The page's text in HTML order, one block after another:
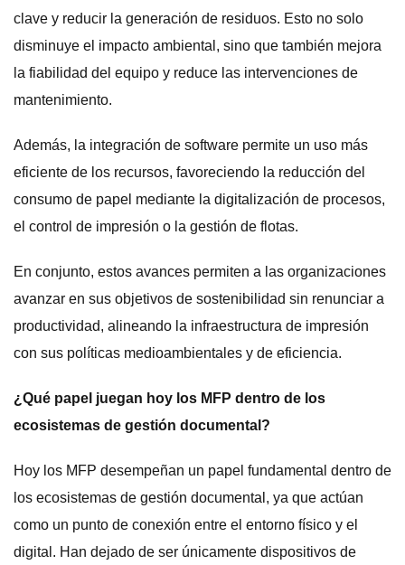
clave y reducir la generación de residuos. Esto no solo
disminuye el impacto ambiental, sino que también mejora
la fiabilidad del equipo y reduce las intervenciones de
mantenimiento.
Además, la integración de software permite un uso más
eficiente de los recursos, favoreciendo la reducción del
consumo de papel mediante la digitalización de procesos,
el control de impresión o la gestión de flotas.
En conjunto, estos avances permiten a las organizaciones
avanzar en sus objetivos de sostenibilidad sin renunciar a
productividad, alineando la infraestructura de impresión
con sus políticas medioambientales y de eficiencia.
¿Qué papel juegan hoy los MFP dentro de los
ecosistemas de gestión documental?
Hoy los MFP desempeñan un papel fundamental dentro de
los ecosistemas de gestión documental, ya que actúan
como un punto de conexión entre el entorno físico y el
digital. Han dejado de ser únicamente dispositivos de